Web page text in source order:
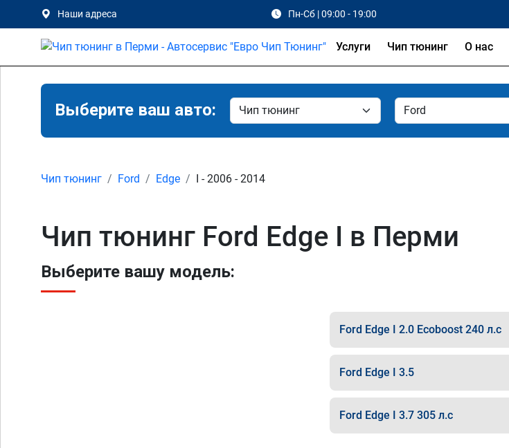
Наши адреса Пн-Сб | 09:00 - 19:00
Услуги Чип тюнинг О нас
Выберите ваш авто:
Чип тюнинг Ford Edge I - 2006 - 2014
Чип тюнинг Ford Edge I в Перми
Выберите вашу модель:
Ford Edge I 2.0 Ecoboost 240 л.с
Ford Edge I 3.5
Ford Edge I 3.7 305 л.с